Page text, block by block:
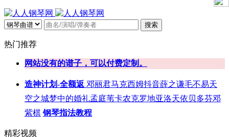
搜索
热门推荐
网站没有的谱子，可以付费定制。
造神计划-全额返 邓丽君马克西姆抖音薛之谦毛不易天
空之城梦中的婚礼孟庭苇卡农克罗地亚洛天依贝多芬邓
紫棋 钢琴指法教程
精彩视频